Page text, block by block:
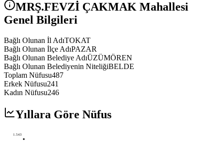
MRŞ.FEVZİ ÇAKMAK Mahallesi
Genel Bilgileri
Bağlı Olunan İl AdıTOKAT
Bağlı Olunan İlçe AdıPAZAR
Bağlı Olunan Belediye AdıÜZÜMÖREN
Bağlı Olunan Belediyenin NiteliğiBELDE
Toplam Nüfusu487
Erkek Nüfusu241
Kadın Nüfusu246
Yıllara Göre Nüfus
1.543